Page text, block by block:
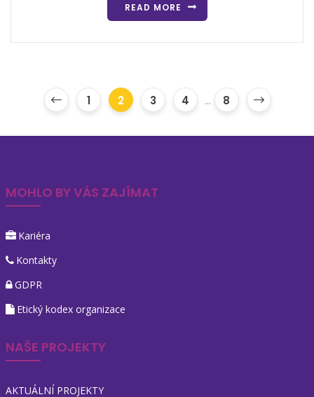
READ MORE
1 2 3 4 ... 8
MOHLO BY VÁS ZAJÍMAT
Kariéra
Kontakty
GDPR
Etický kodex organizace
NAŠE PROJEKTY
AKTUÁLNÍ PROJEKTY